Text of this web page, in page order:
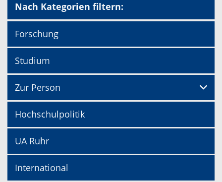
Nach Kategorien filtern:
Forschung
Studium
Zur Person
Hochschulpolitik
UA Ruhr
International